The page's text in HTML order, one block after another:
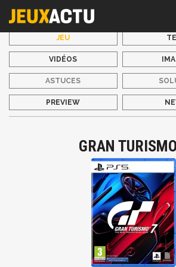
JEU
VIDÉOS
ASTUCES
PREVIEW
GRAN